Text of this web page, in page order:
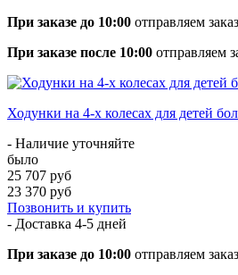
При заказе до 10:00 отправляем
При заказе после 10:00 отправляем
Ходунки на 4-х колесах для детей
- Наличие уточняйте
было
25 707 руб
23 370 руб
Позвонить и купить
- Доставка 4-5 дней
При заказе до 10:00 отправляем